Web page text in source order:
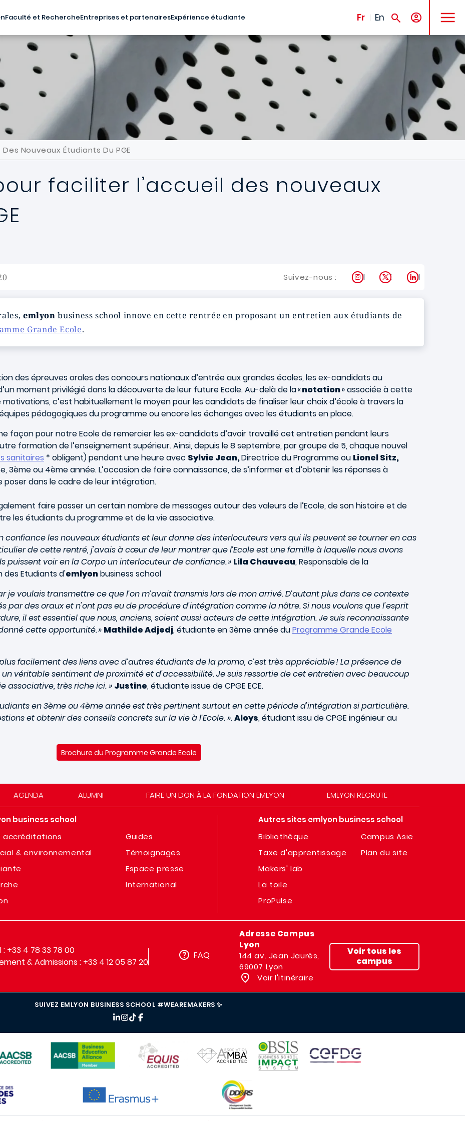
Faculté et RechercheEntreprises et partenairesExpérience étudiante Fr En
MENU
Nouveaux Étudiants Du PGE
faciliter l’accueil des nouveaux
Suivez-nous : Instagram
X LinkedIn
emlyonbusiness school innove en cette rentrée en proposant un entretien aux étudiants de
Grande Ecole.
des épreuves orales des concours nationaux d’entrée aux grandes écoles, les ex-candidats au
moment privilégié dans la découverte de leur future Ecole. Au-delà de la «notation» associée à cette
c’est habituellement le moyen pour les candidats de finaliser leur choix d’école à travers la
pédagogiques du programme ou encore les échanges avec les étudiants en place.
façon pour notre Ecole de remercier les ex-candidats d’avoir travaillé cet entretien pendant leurs
formation de l’enseignement supérieur. Ainsi, depuis le 8 septembre, par groupe de 5, chaque nouvel
sanitaires * obligent) pendant une heure avec Sylvie Jean,Directrice du Programme ou Lionel Sitz,
ou 4ème année. L’occasion de faire connaissance, de s’informer et d’obtenir les réponses à
poser dans le cadre de leur intégration.
faire passer un certain nombre de messages autour des valeurs de l’Ecole, de son histoire et de
les étudiants du programme et de la vie associative.
confiance les nouveaux étudiants et leur donne des interlocuteurs vers qui ils peuvent se tourner en cas
de cette rentré, j'avais à cœur de leur montrer que l’Ecole est une famille à laquelle nous avons
puissent voir en la Corpo un interlocuteur de confiance. » Lila Chauveau, Responsable de la
des Etudiants d'emlyonbusiness school
voulais transmettre ce que l’on m’avait transmis lors de mon arrivé. D’autant plus dans ce contexte
par des oraux et n'ont pas eu de procédure d'intégration comme la nôtre. Si nous voulons que l'esprit
il est essentiel que nous, anciens, soient aussi acteurs de cette intégration. Je suis reconnaissante
cette opportunité. » Mathilde Adjedj, étudiante en 3ème année duProgramme Grande Ecole
facilement des liens avec d’autres étudiants de la promo, c’est très appréciable ! La présence de
véritable sentiment de proximité et d'accessibilité. Je suis ressortie de cet entretien avec beaucoup
associative, très riche ici. » Justine, étudiante issue de CPGE ECE.
en 3ème ou 4ème année est très pertinent surtout en cette période d'intégration si particulière.
et obtenir des conseils concrets sur la vie à l’Ecole. ».Aloys, étudiant issu de CPGE ingénieur au
Brochure du Programme Grande Ecole
AGENDA ALUMNI FAIRE UN DON À LA FONDATION EMLYON EMLYON RECRUTE
business school
accréditations
& environnemental
Guides
Témoignages
Espace presse
International
Autres sites emlyon business school
Bibliothèque
Taxe d'apprentissage
Makers' lab
La toile
ProPulse
Campus Asie
Plan du site
+33 4 78 33 78 00
& Admissions : +33 4 12 05 87 20
FAQ
Adresse Campus
Lyon
144 av. Jean Jaurès,
69007 Lyon
Voir l'itinéraire
Voir tous les
campus
SUIVEZ EMLYON BUSINESS SCHOOL #WEAREMAKERS ✨
IMAGE
IMAGE
IMAGE
IMAGE IMAGE